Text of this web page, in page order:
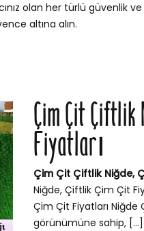
olan her türlü güvenlik
altına alın.
Çim Çit
Fiyatları
Çim Çit Çiftlik Niğde,
Niğde, Çiftlik Çim Çit
Çim Çit Fiyatları
görünümüne sahip, […]